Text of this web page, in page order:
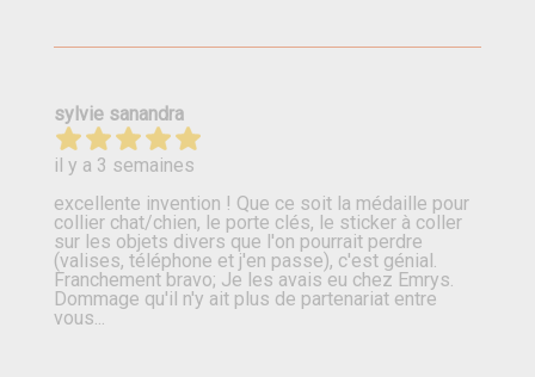
sylvie sanandra
il y a 3 semaines
excellente invention ! Que ce soit la médaille pour
collier chat/chien, le porte clés, le sticker à coller
sur les objets divers que l'on pourrait perdre
(valises, téléphone et j'en passe), c'est génial.
Franchement bravo; Je les avais eu chez Emrys.
Dommage qu'il n'y ait plus de partenariat entre
vous...